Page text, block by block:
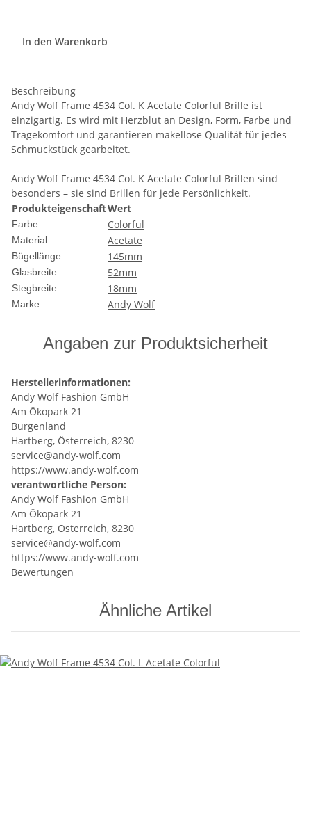
In den Warenkorb
Beschreibung
Andy Wolf Frame 4534 Col. K Acetate Colorful Brille ist
einzigartig. Es wird mit Herzblut an Design, Form, Farbe und
Tragekomfort und garantieren makellose Qualität für jedes
Schmuckstück gearbeitet.
Andy Wolf Frame 4534 Col. K Acetate Colorful Brillen sind
besonders – sie sind Brillen für jede Persönlichkeit.
ProdukteigenschaftWert
Farbe: Colorful
Material: Acetate
Bügellänge: 145mm
Glasbreite: 52mm
Stegbreite: 18mm
Marke: Andy Wolf
Angaben zur Produktsicherheit
Herstellerinformationen:
Andy Wolf Fashion GmbH
Am Ökopark 21
Burgenland
Hartberg, Österreich, 8230
service@andy-wolf.com
https://www.andy-wolf.com
verantwortliche Person:
Andy Wolf Fashion GmbH
Am Ökopark 21
Hartberg, Österreich, 8230
service@andy-wolf.com
https://www.andy-wolf.com
Bewertungen
Ähnliche Artikel